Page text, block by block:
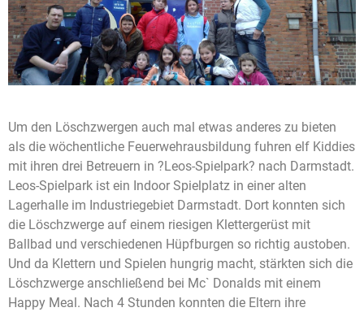
Um den Löschzwergen auch mal etwas anderes zu bieten
als die wöchentliche Feuerwehrausbildung fuhren elf Kiddies
mit ihren drei Betreuern in ?Leos-Spielpark? nach Darmstadt.
Leos-Spielpark ist ein Indoor Spielplatz in einer alten
Lagerhalle im Industriegebiet Darmstadt. Dort konnten sich
die Löschzwerge auf einem riesigen Klettergerüst mit
Ballbad und verschiedenen Hüpfburgen so richtig austoben.
Und da Klettern und Spielen hungrig macht, stärkten sich die
Löschzwerge anschließend bei Mc` Donalds mit einem
Happy Meal. Nach 4 Stunden konnten die Eltern ihre